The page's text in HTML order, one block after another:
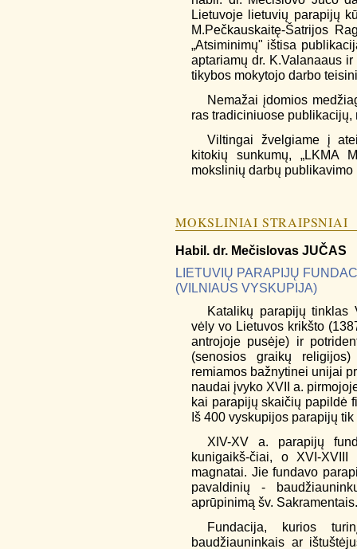
Lietuvoje lietuvių parapijų
M.Pečkauskaitę-Šatrijos
„Atsiminimų" ištisa
aptariamų dr. K.Valanaaus
tikybos mokytojo darbo
Nemažai įdomios
ras tradiciniuose
Viltingai žvelgiame į
kitokių sunkumų, „LKMA
mokslinių darbų publikavimo
MOKSLINIAI STRAIPSNIAI
Habil. dr. Mečislovas JUČAS
LIETUVIŲ PARAPIJŲ
(VILNIAUS VYSKUPIJA)
Katalikų parapijų tinklas
vėly vo Lietuvos krikšto
antrojoje pusėje) ir
(senosios graikų
remiamos bažnytinei unijai
naudai įvyko XVII a.
kai parapijų skaičių papildė
Iš 400 vyskupijos parapijų
XIV-XV a. parapijų
kunigaikš-čiai, o XVI-
magnatai. Jie fundavo
pavaldinių -
aprūpinimą šv. Sakramentais.
Fundacija, kurios
baudžiauninkais ar